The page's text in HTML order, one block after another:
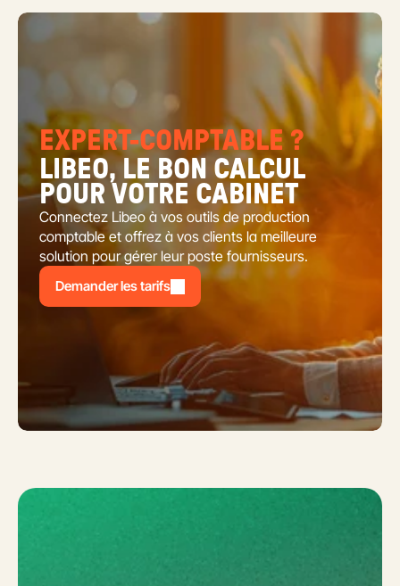
EXPERT-COMPTABLE ?
LIBEO, LE BON CALCUL
POUR VOTRE CABINET
Connectez Libeo à vos outils de production
comptable et offrez à vos clients la meilleure
solution pour gérer leur poste fournisseurs.
Demander les tarifs